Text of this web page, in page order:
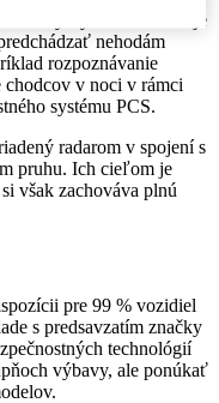
Safety System+ obsahuje
nehodám
rozpoznávanie
chodcov v noci v rámci
systému PCS.
radarom v spojení s
pruhu. Ich cieľom je
však zachováva plnú
pre 99 % vozidiel
s predsavzatím značky
technológií
výbavy, ale ponúkať